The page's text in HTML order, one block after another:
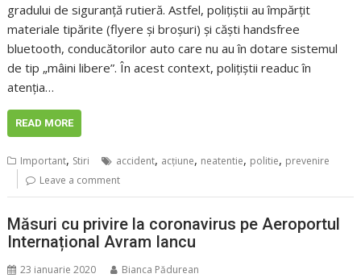
gradului de siguranță rutieră. Astfel, polițiștii au împărțit
materiale tipărite (flyere și broșuri) și căști handsfree
bluetooth, conducătorilor auto care nu au în dotare sistemul
de tip „mâini libere”. În acest context, polițiștii readuc în
atenția…
READ MORE
Important, Stiri accident, acţiune, neatentie, politie, prevenire
Leave a comment
Măsuri cu privire la coronavirus pe Aeroportul
Internațional Avram Iancu
23 ianuarie 2020 Bianca Pădurean